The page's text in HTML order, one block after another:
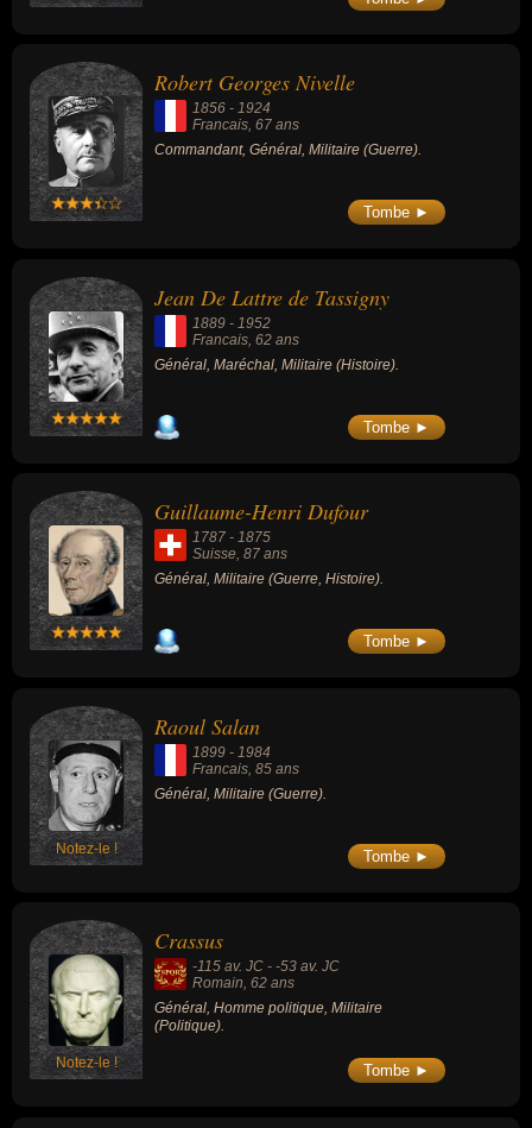
Robert Georges Nivelle
1856 - 1924
Francais, 67 ans
Commandant, Général, Militaire (Guerre).
Tombe ►
Jean De Lattre de Tassigny
1889 - 1952
Francais , 62 ans
Général, Maréchal, Militaire (Histoire).
Tombe ►
Guillaume-Henri Dufour
1787 - 1875
Suisse, 87 ans
Général, Militaire (Guerre, Histoire).
Tombe ►
Notez-le !
Raoul Salan
1899 - 1984
Francais , 85 ans
Général, Militaire (Guerre).
Tombe ►
Notez-le !
Crassus
-115 av. JC - -53 av. JC
Romain, 62 ans
Général, Homme politique, Militaire
(Politique).
Tombe ►